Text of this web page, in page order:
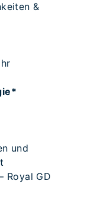
&
und
Royal GD